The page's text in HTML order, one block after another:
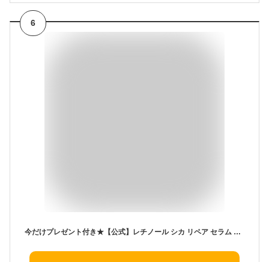
6
今だけプレゼント付き★【公式】レチノール シカ リペア セラム 美容液 スキンケア 低刺激 保湿 innisfree 国内発送 化粧品 肌荒れ 乾燥 毛穴 イニスフリー | 韓国コスメ 角質ケア エイジングケア 毛穴ケア 脂性肌 ハリ 韓国 保湿美容液 化粧品